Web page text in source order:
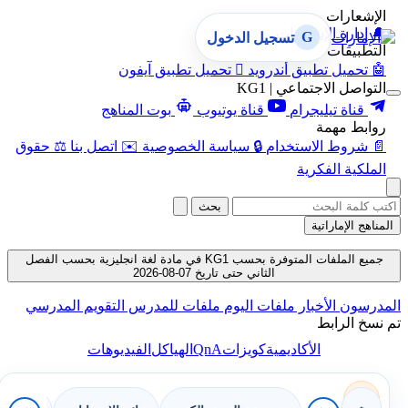
الإشعارات
🔔 إدارة الإشعارات
التطبيقات
🤖 تحميل تطبيق أندرويد  تحميل تطبيق آيفون
التواصل الاجتماعي | KG1
قناة تيليجرام
قناة يوتيوب
بوت المناهج
روابط مهمة
📄 شروط الاستخدام 🔒 سياسة الخصوصية ✉️ اتصل بنا ⚖️ حقوق
الملكية الفكرية
G تسجيل الدخول
بحث
المناهج الإماراتية
جميع الملفات المتوفرة بحسب KG1 في مادة لغة انجليزية بحسب الفصل
الثاني حتى تاريخ 07-08-2026
المدرسون الأخبار ملفات اليوم ملفات للمدرس التقويم المدرسي
تم نسخ الرابط
الأكاديميةكويزاتQnAالهياكلالفيديوهات